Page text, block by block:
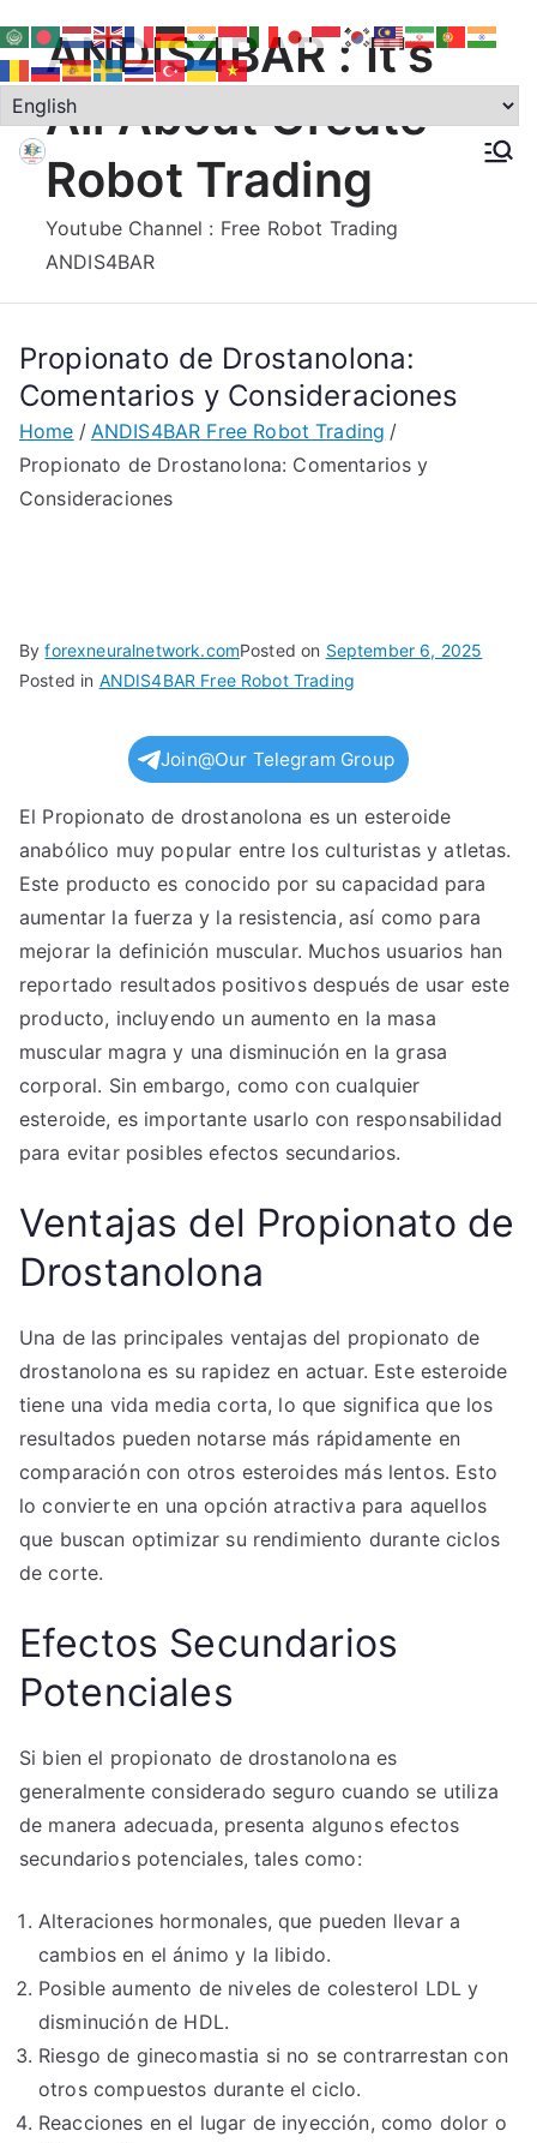
to
contentANDIS4BAR : It's
All About Create
Robot Trading
Youtube Channel : Free Robot Trading
ANDIS4BAR
Propionato de Drostanolona:
Comentarios y Consideraciones
Home
ANDIS4BAR Free Robot Trading
Propionato de Drostanolona: Comentarios y
Consideraciones
Byforexneuralnetwork.comPosted on September 6, 2025
Posted in ANDIS4BAR Free Robot Trading
Join@Our Telegram Group
El Propionato de drostanolona es un esteroide
anabólico muy popular entre los culturistas y atletas.
Este producto es conocido por su capacidad para
aumentar la fuerza y la resistencia, así como para
mejorar la definición muscular. Muchos usuarios han
reportado resultados positivos después de usar este
producto, incluyendo un aumento en la masa
muscular magra y una disminución en la grasa
corporal. Sin embargo, como con cualquier
esteroide, es importante usarlo con responsabilidad
para evitar posibles efectos secundarios.
Ventajas del Propionato de
Drostanolona
Una de las principales ventajas del propionato de
drostanolona es su rapidez en actuar. Este esteroide
tiene una vida media corta, lo que significa que los
resultados pueden notarse más rápidamente en
comparación con otros esteroides más lentos. Esto
lo convierte en una opción atractiva para aquellos
que buscan optimizar su rendimiento durante ciclos
de corte.
Efectos Secundarios
Potenciales
Si bien el propionato de drostanolona es
generalmente considerado seguro cuando se utiliza
de manera adecuada, presenta algunos efectos
secundarios potenciales, tales como:
Alteraciones hormonales, que pueden llevar a
cambios en el ánimo y la libido.
Posible aumento de niveles de colesterol LDL y
disminución de HDL.
Riesgo de ginecomastia si no se contrarrestan con
otros compuestos durante el ciclo.
Reacciones en el lugar de inyección, como dolor o